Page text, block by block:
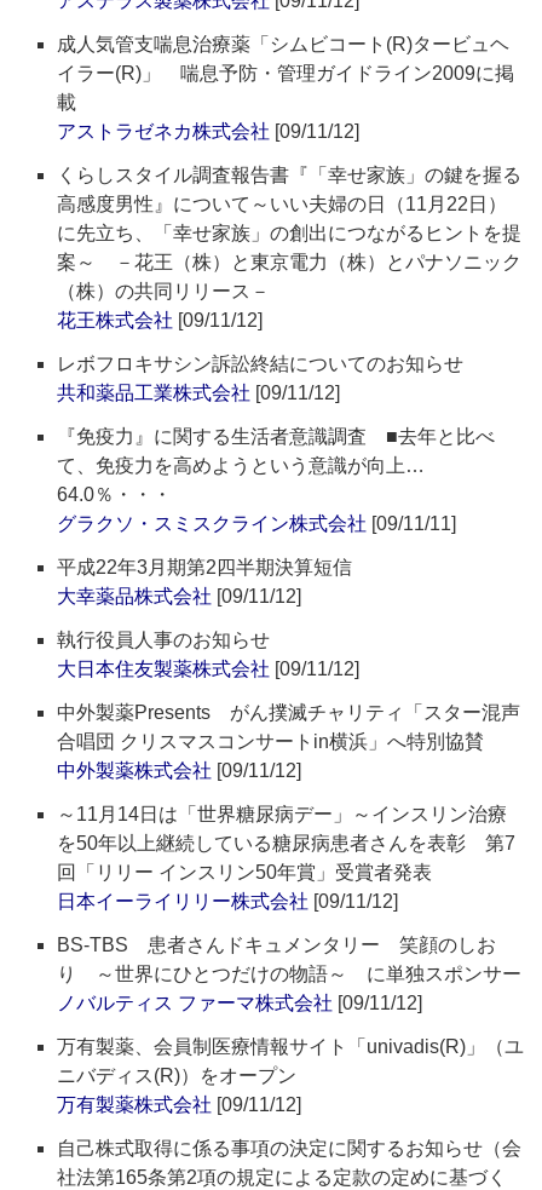
成人気管支喘息治療薬「シムビコート(R)タービュヘ
イラー(R)」 喘息予防・管理ガイドライン2009に掲
載
アストラゼネカ株式会社 [09/11/12]
くらしスタイル調査報告書『「幸せ家族」の鍵を握る
高感度男性』について～いい夫婦の日（11月22日）
に先立ち、「幸せ家族」の創出につながるヒントを提
案～ －花王（株）と東京電力（株）とパナソニック
（株）の共同リリース－
花王株式会社 [09/11/12]
レボフロキサシン訴訟終結についてのお知らせ
共和薬品工業株式会社 [09/11/12]
『免疫力』に関する生活者意識調査 ■去年と比べ
て、免疫力を高めようという意識が向上…
64.0％・・・
グラクソ・スミスクライン株式会社 [09/11/11]
平成22年3月期第2四半期決算短信
大幸薬品株式会社 [09/11/12]
執行役員人事のお知らせ
大日本住友製薬株式会社 [09/11/12]
中外製薬Presents がん撲滅チャリティ「スター混声
合唱団 クリスマスコンサートin横浜」へ特別協賛
中外製薬株式会社 [09/11/12]
～11月14日は「世界糖尿病デー」～インスリン治療
を50年以上継続している糖尿病患者さんを表彰 第7
回「リリー インスリン50年賞」受賞者発表
日本イーライリリー株式会社 [09/11/12]
BS-TBS 患者さんドキュメンタリー 笑顔のしお
り ～世界にひとつだけの物語～ に単独スポンサー
ノバルティス ファーマ株式会社 [09/11/12]
万有製薬、会員制医療情報サイト「univadis(R)」（ユ
ニバディス(R)）をオープン
万有製薬株式会社 [09/11/12]
自己株式取得に係る事項の決定に関するお知らせ（会
社法第165条第2項の規定による定款の定めに基づく